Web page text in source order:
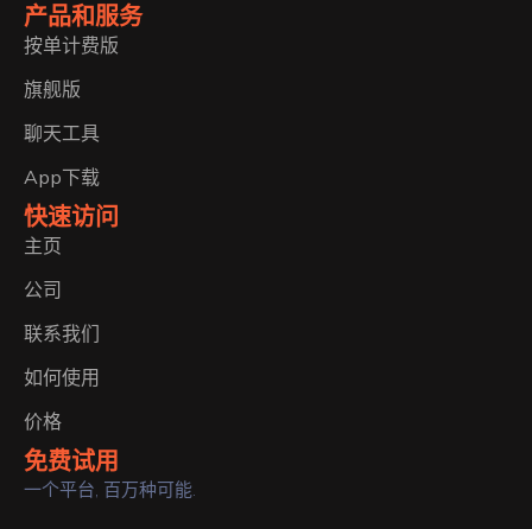
产品和服务
按单计费版
旗舰版
聊天工具
App下载
快速访问
主页
公司
联系我们
如何使用
价格
免费试用
一个平台, 百万种可能.